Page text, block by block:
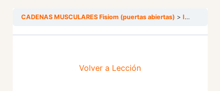
CADENAS MUSCULARES Fisiom (puertas abiertas) INTRODUCCIÓN
Volver a Lección